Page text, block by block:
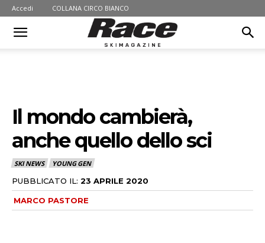
Accedi COLLANA CIRCO BIANCO
Il mondo cambierà,
anche quello dello sci
SKI NEWS YOUNG GEN
PUBBLICATO IL: 23 APRILE 2020
MARCO PASTORE